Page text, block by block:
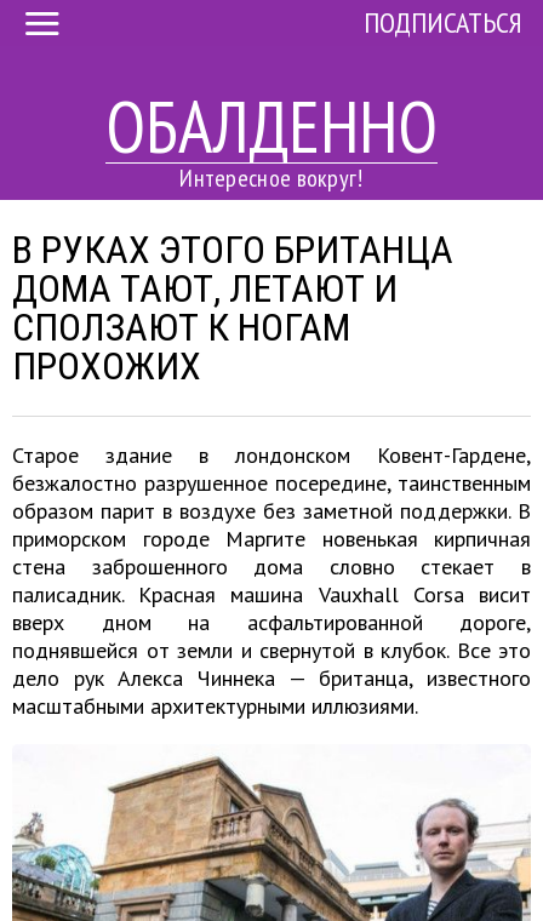
ОБАЛДЕННО
Интересное вокруг!
ПОДПИСАТЬСЯ
В РУКАХ ЭТОГО БРИТАНЦА
ДОМА ТАЮТ, ЛЕТАЮТ И
СПОЛЗАЮТ К НОГАМ
ПРОХОЖИХ
Старое здание в лондонском Ковент-Гардене,
безжалостно разрушенное посередине, таинственным
образом парит в воздухе без заметной поддержки. В
приморском городе Маргите новенькая кирпичная
стена заброшенного дома словно стекает в
палисадник. Красная машина Vauxhall Corsa висит
вверх дном на асфальтированной дороге,
поднявшейся от земли и свернутой в клубок. Все это
дело рук Алекса Чиннека — британца, известного
масштабными архитектурными иллюзиями.